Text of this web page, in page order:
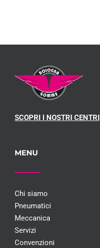
SCOPRI I NOSTRI CENTRI
MENU
Chi siamo
Pneumatici
Meccanica
Servizi
Convenzioni